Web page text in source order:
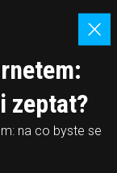
zeptat?
na co byste se